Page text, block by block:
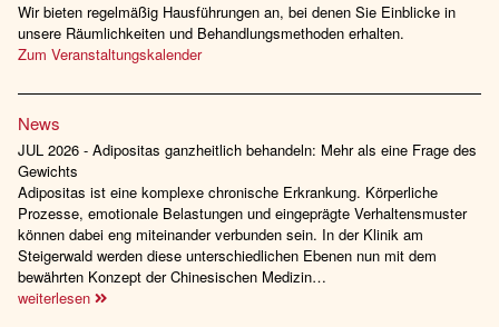
Wir bieten regelmäßig Hausführungen an, bei denen Sie Einblicke in
unsere Räumlichkeiten und Behandlungsmethoden erhalten.
Zum Veranstaltungskalender
News
JUL 2026 - Adipositas ganzheitlich behandeln: Mehr als eine Frage des
Gewichts
Adipositas ist eine komplexe chronische Erkrankung. Körperliche
Prozesse, emotionale Belastungen und eingeprägte Verhaltensmuster
können dabei eng miteinander verbunden sein. In der Klinik am
Steigerwald werden diese unterschiedlichen Ebenen nun mit dem
bewährten Konzept der Chinesischen Medizin…
weiterlesen